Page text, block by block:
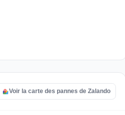
Voir la carte des pannes de Zalando